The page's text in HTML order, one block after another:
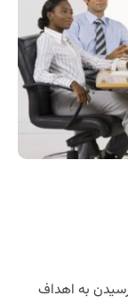
به اهداف